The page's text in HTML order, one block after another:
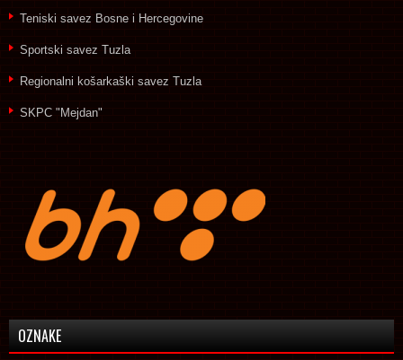
Teniski savez Bosne i Hercegovine
Sportski savez Tuzla
Regionalni košarkaški savez Tuzla
SKPC "Mejdan"
OZNAKE